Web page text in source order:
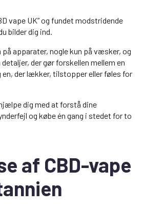
vape UK” og fundet modstridende
bilder dig ind.
på apparater, nogle kun på væsker, og
der gør forskellen mellem en
der lækker, tilstopper eller føles for
dig med at forstå dine
og købe én gang i stedet for to
af CBD-vape